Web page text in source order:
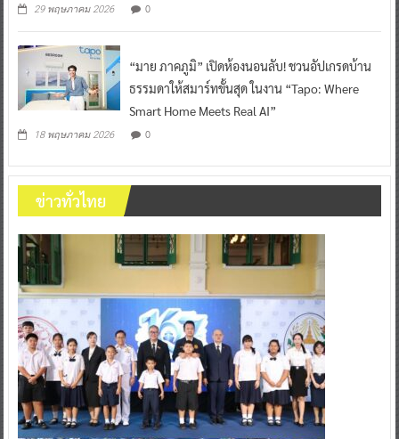
29 พฤษภาคม 2026 0
“มาย ภาคภูมิ” เปิดห้องนอนลับ! ชวนอัปเกรดบ้าน
ธรรมดาให้สมาร์ทขั้นสุด ในงาน “Tapo: Where
Smart Home Meets Real AI”
18 พฤษภาคม 2026 0
ข่าวทั่วไทย